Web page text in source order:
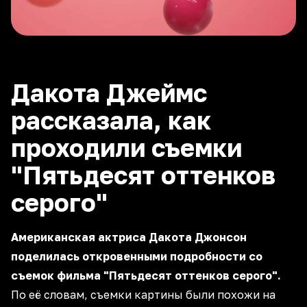
Дакота Джеймс
рассказала, как
проходили съемки
"Пятьдесят оттенков
серого"
Американская актриса Дакота Джонсон
поделилась откровенными подробности со
съемок фильма "Пятьдесят оттенков серого".
По её словам, съемки картины были похожи на